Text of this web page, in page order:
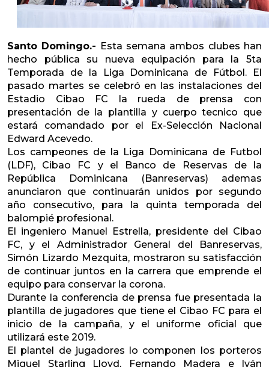
Santo Domingo.- Esta semana ambos clubes han
hecho pública su nueva equipación para la 5ta
Temporada de la Liga Dominicana de Fútbol. El
pasado martes se celebró en las instalaciones del
Estadio Cibao FC la rueda de prensa con
presentación de la plantilla y cuerpo tecnico que
estará comandado por el Ex-Selección Nacional
Edward Acevedo.
Los campeones de la Liga Dominicana de Futbol
(LDF), Cibao FC y el Banco de Reservas de la
República Dominicana (Banreservas) ademas
anunciaron que continuarán unidos por segundo
año consecutivo, para la quinta temporada del
balompié profesional.
El ingeniero Manuel Estrella, presidente del Cibao
FC, y el Administrador General del Banreservas,
Simón Lizardo Mezquita, mostraron su satisfacción
de continuar juntos en la carrera que emprende el
equipo para conservar la corona.
Durante la conferencia de prensa fue presentada la
plantilla de jugadores que tiene el Cibao FC para el
inicio de la campaña, y el uniforme oficial que
utilizará este 2019.
El plantel de jugadores lo componen los porteros
Miguel Starling Lloyd, Fernando Madera e Iván